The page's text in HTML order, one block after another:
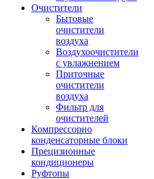
Очистители
Бытовые
очистители
воздуха
Воздухоочистители
с увлажнением
Приточные
очистители
воздуха
Фильтр для
очистителей
Компрессорно
конденсаторные блоки
Прецизионные
кондиционеры
Руфтопы